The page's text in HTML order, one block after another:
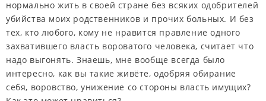
нормально жить в своей стране без всяких одобрителей
убийства моих родственников и прочих больных. И без
тех, кто любого, кому не нравится правление одного
захватившего власть вороватого человека, считает что
надо выгонять. Знаешь, мне вообще всегда было
интересно, как вы такие живёте, одобряя обирание
себя, воровство, унижение со стороны власть имущих?